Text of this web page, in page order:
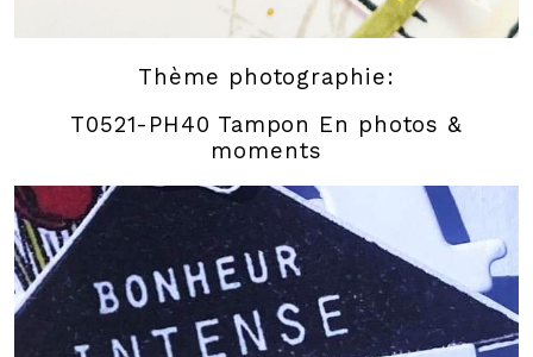
Thème photographie:
T0521-PH40 Tampon En photos &
moments